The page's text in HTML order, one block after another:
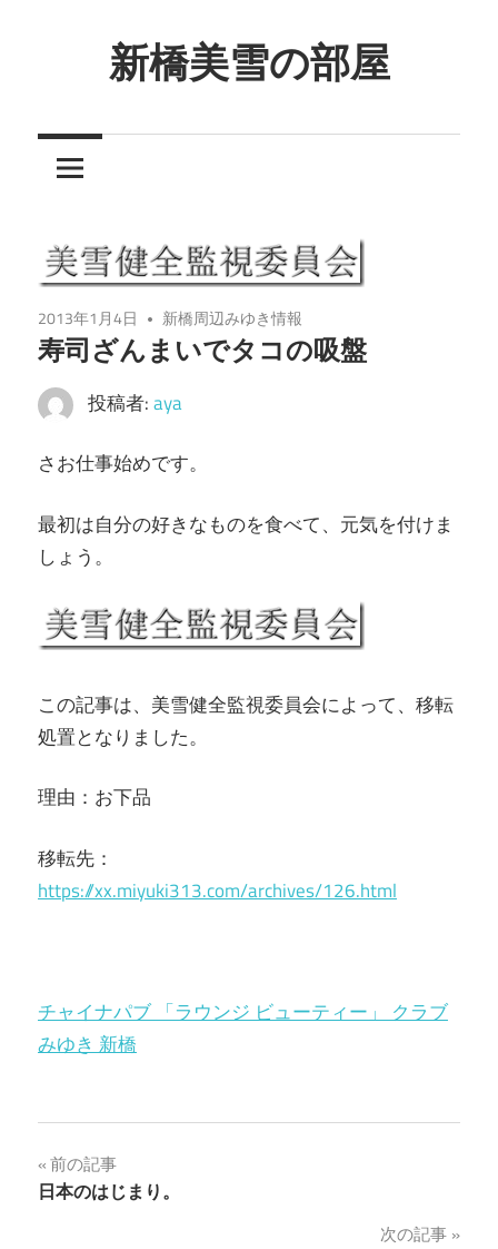
ツ
キ
ッ
新橋美雪の部屋
ん
し
癒
し
の
間
2013年1月4日 新橋周辺みゆき情報
寿司ざんまいでタコの吸盤
投稿者:aya
さお仕事始めです。
最初は自分の好きなものを食べて、元気を付けま
しょう。
この記事は、美雪健全監視委員会によって、移転
処置となりました。
理由：お下品
移転先：
https://xx.miyuki313.com/archives/126.html
チャイナパブ 「ラウンジ ビューティー」 クラブ
みゆき 新橋
投
稿
前の記事
日本のはじまり。
次の記事